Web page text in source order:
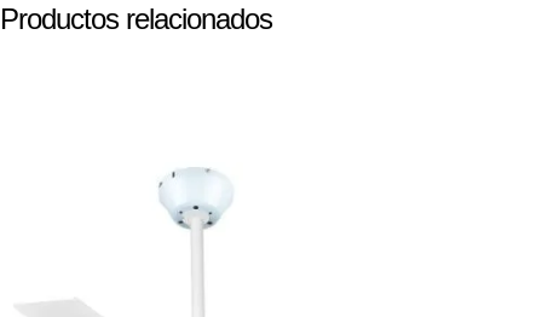
Productos relacionados